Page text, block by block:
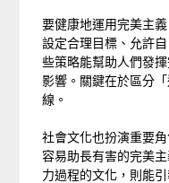
要健康地運用完美主
設定合理目標、允許
些策略能幫助人們發
影響。關鍵在於區分
線。
社會文化也扮演重要
容易助長有害的完美
力過程的文化，則能